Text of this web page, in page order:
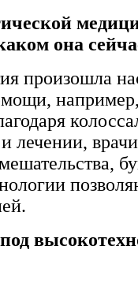
она
произошла
лечении,